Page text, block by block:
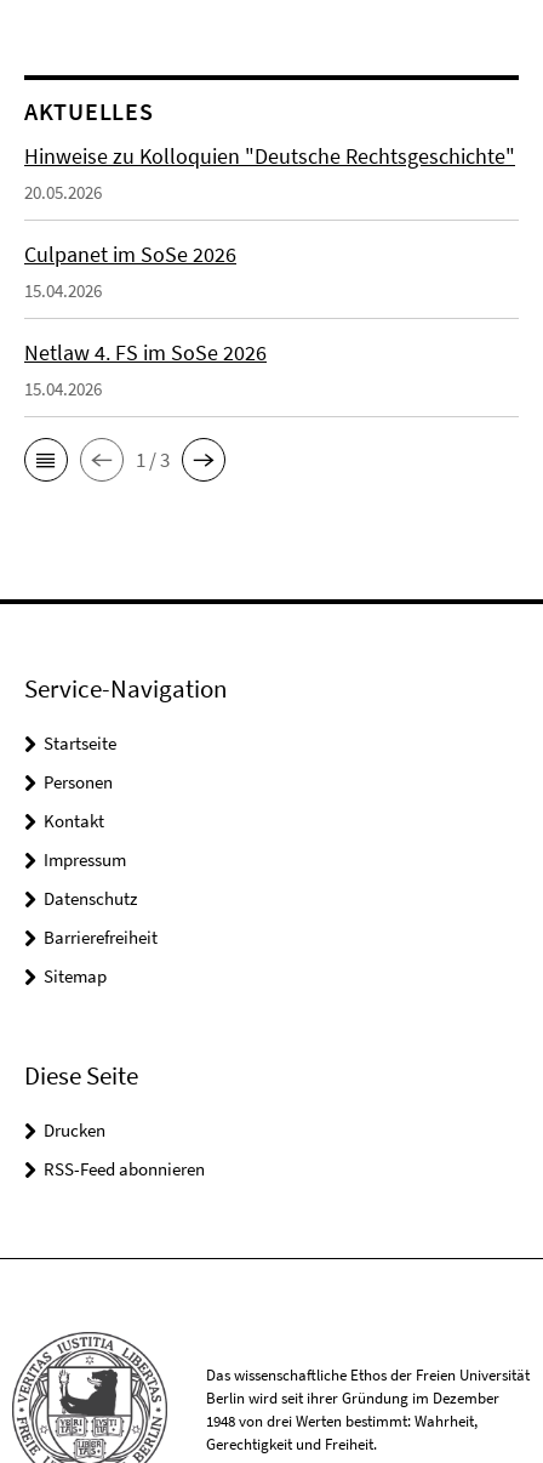
AKTUELLES
Hinweise zu Kolloquien "Deutsche Rechtsgeschichte"
20.05.2026
Culpanet im SoSe 2026
15.04.2026
Netlaw 4. FS im SoSe 2026
15.04.2026
1 / 3
Service-Navigation
Startseite
Personen
Kontakt
Impressum
Datenschutz
Barrierefreiheit
Sitemap
Diese Seite
Drucken
RSS-Feed abonnieren
Das wissenschaftliche Ethos der Freien Universität
Berlin wird seit ihrer Gründung im Dezember
1948 von drei Werten bestimmt: Wahrheit,
Gerechtigkeit und Freiheit.